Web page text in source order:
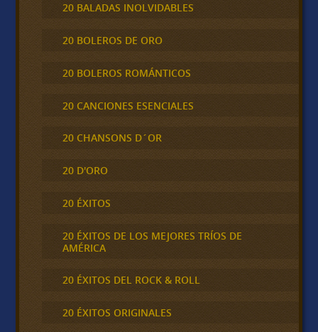
20 BALADAS INOLVIDABLES
20 BOLEROS DE ORO
20 BOLEROS ROMÁNTICOS
20 CANCIONES ESENCIALES
20 CHANSONS D´OR
20 D'ORO
20 ÉXITOS
20 ÉXITOS DE LOS MEJORES TRÍOS DE
AMÉRICA
20 ÉXITOS DEL ROCK & ROLL
20 ÉXITOS ORIGINALES